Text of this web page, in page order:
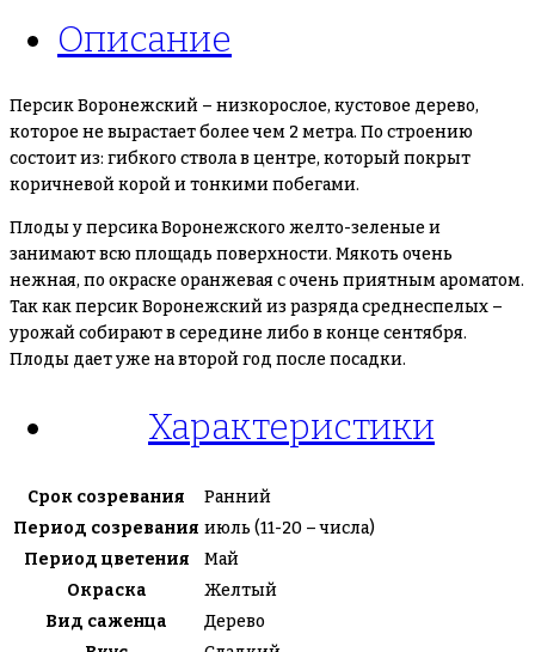
Описание
Персик Воронежский – низкорослое, кустовое дерево,
которое не вырастает более чем 2 метра. По строению
состоит из: гибкого ствола в центре, который покрыт
коричневой корой и тонкими побегами.
Плоды у персика Воронежского желто-зеленые и
занимают всю площадь поверхности. Мякоть очень
нежная, по окраске оранжевая с очень приятным ароматом.
Так как персик Воронежский из разряда среднеспелых –
урожай собирают в середине либо в конце сентября.
Плоды дает уже на второй год после посадки.
Характеристики
Срок созревания
Ранний
Период созревания июль (11-20 – числа)
Период цветения
Май
Окраска
Желтый
Вид саженца
Дерево